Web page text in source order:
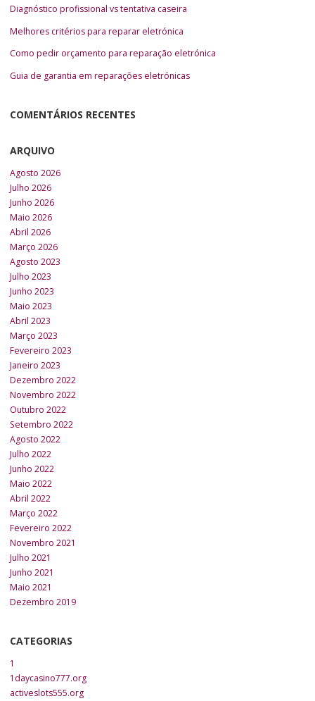
Diagnóstico profissional vs tentativa caseira
Melhores critérios para reparar eletrónica
Como pedir orçamento para reparação eletrónica
Guia de garantia em reparações eletrónicas
COMENTÁRIOS RECENTES
ARQUIVO
Agosto 2026
Julho 2026
Junho 2026
Maio 2026
Abril 2026
Março 2026
Agosto 2023
Julho 2023
Junho 2023
Maio 2023
Abril 2023
Março 2023
Fevereiro 2023
Janeiro 2023
Dezembro 2022
Novembro 2022
Outubro 2022
Setembro 2022
Agosto 2022
Julho 2022
Junho 2022
Maio 2022
Abril 2022
Março 2022
Fevereiro 2022
Novembro 2021
Julho 2021
Junho 2021
Maio 2021
Dezembro 2019
CATEGORIAS
1
1daycasino777.org
activeslots555.org